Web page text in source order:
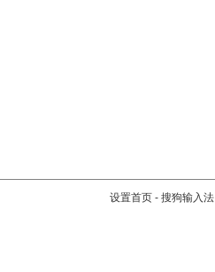
设置首页 - 搜狗输入法